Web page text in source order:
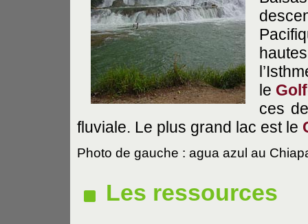
le
ces
fluviale. Le plus grand lac est le
Photo de gauche : agua azul au
Les ressources